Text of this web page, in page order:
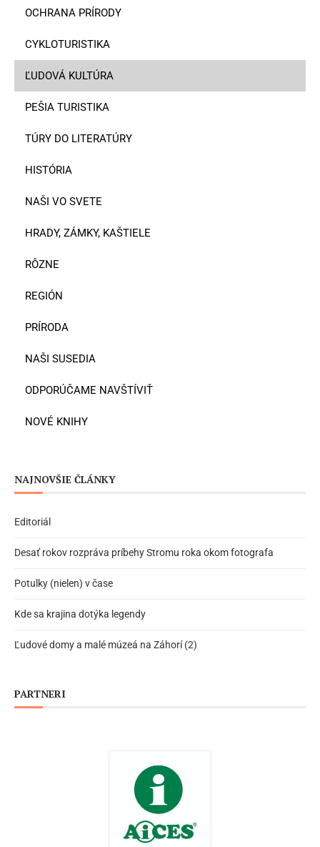
OCHRANA PRÍRODY
CYKLOTURISTIKA
ĽUDOVÁ KULTÚRA
PEŠIA TURISTIKA
TÚRY DO LITERATÚRY
HISTÓRIA
NAŠI VO SVETE
HRADY, ZÁMKY, KAŠTIELE
RÔZNE
REGIÓN
PRÍRODA
NAŠI SUSEDIA
ODPORÚČAME NAVŠTÍVIŤ
NOVÉ KNIHY
NAJNOVŠIE ČLÁNKY
Editoriál
Desať rokov rozpráva príbehy Stromu roka okom fotografa
Potulky (nielen) v čase
Kde sa krajina dotýka legendy
Ľudové domy a malé múzeá na Záhorí (2)
PARTNERI